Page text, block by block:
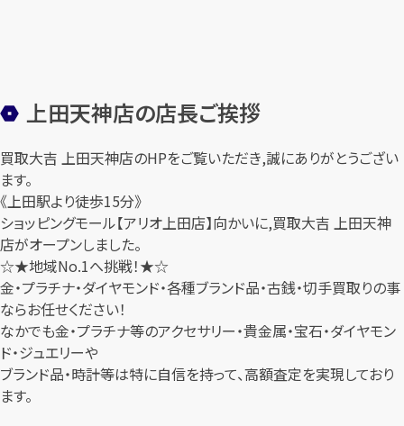
上田天神店の店長ご挨拶
買取大吉 上田天神店のHPをご覧いただき,誠にありがとうござい
ます。
《上田駅より徒歩15分》
ショッピングモール【アリオ上田店】向かいに,買取大吉 上田天神
店がオープンしました。
☆★地域No.1へ挑戦！★☆
金・プラチナ・ダイヤモンド・各種ブランド品・古銭・切手買取りの事
ならお任せください！
なかでも金・プラチナ等のアクセサリー・貴金属・宝石・ダイヤモン
ド・ジュエリーや
ブランド品・時計等は特に自信を持って、高額査定を実現しており
ます。